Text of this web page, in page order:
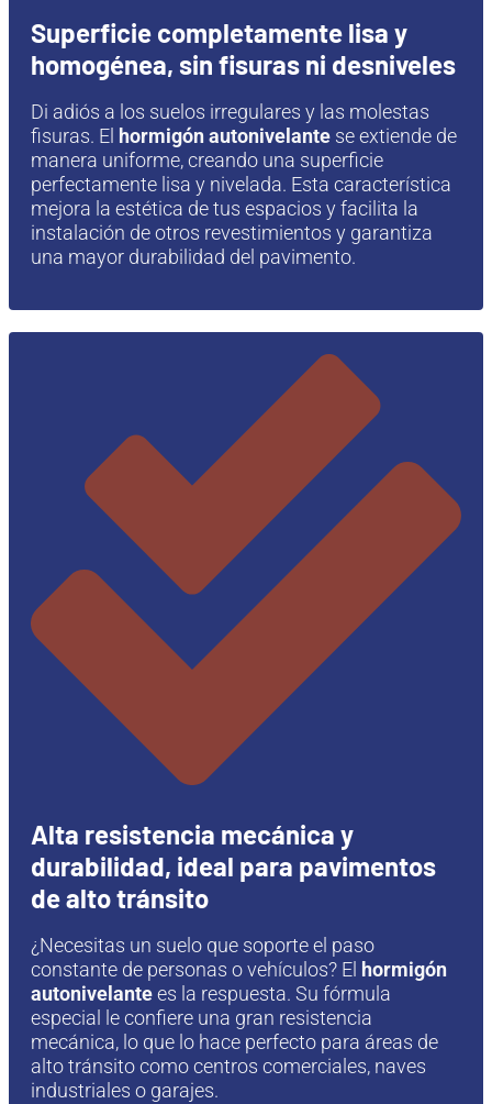
Superficie completamente lisa y
homogénea, sin fisuras ni desniveles
Di adiós a los suelos irregulares y las molestas
fisuras. El hormigón autonivelante se extiende de
manera uniforme, creando una superficie
perfectamente lisa y nivelada. Esta característica
mejora la estética de tus espacios y facilita la
instalación de otros revestimientos y garantiza
una mayor durabilidad del pavimento.
Alta resistencia mecánica y
durabilidad, ideal para pavimentos
de alto tránsito
¿Necesitas un suelo que soporte el paso
constante de personas o vehículos? El hormigón
autonivelante es la respuesta. Su fórmula
especial le confiere una gran resistencia
mecánica, lo que lo hace perfecto para áreas de
alto tránsito como centros comerciales, naves
industriales o garajes.